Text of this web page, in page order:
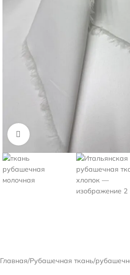
Нажмите, чтобы увеличить
Главная/Рубашечная ткань/